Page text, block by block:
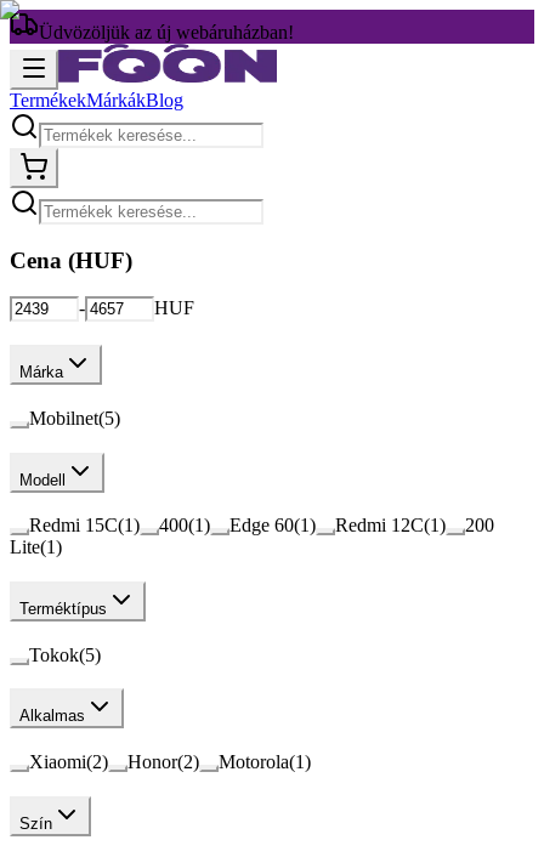
Üdvözöljük az új webáruházban!
TermékekMárkákBlog
Cena (HUF)
- HUF
Márka
Mobilnet(5)
Modell
Redmi 15C(1) 400(1) Edge 60(1) Redmi 12C(1)
200
Lite(1)
Terméktípus
Tokok(5)
Alkalmas
Xiaomi(2) Honor(2) Motorola(1)
Szín